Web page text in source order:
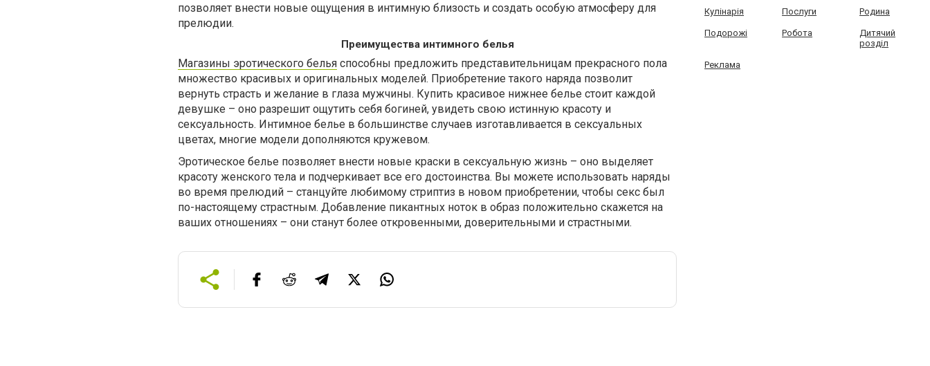
позволяет внести новые ощущения в интимную близость и создать особую атмосферу для
прелюдии.
Преимущества интимного белья
Магазины эротического белья способны предложить представительницам прекрасного пола
множество красивых и оригинальных моделей. Приобретение такого наряда позволит
вернуть страсть и желание в глаза мужчины. Купить красивое нижнее белье стоит каждой
девушке – оно разрешит ощутить себя богиней, увидеть свою истинную красоту и
сексуальность. Интимное белье в большинстве случаев изготавливается в сексуальных
цветах, многие модели дополняются кружевом.
Эротическое белье позволяет внести новые краски в сексуальную жизнь – оно выделяет
красоту женского тела и подчеркивает все его достоинства. Вы можете использовать наряды
во время прелюдий – станцуйте любимому стриптиз в новом приобретении, чтобы секс был
по-настоящему страстным. Добавление пикантных ноток в образ положительно скажется на
ваших отношениях – они станут более откровенными, доверительными и страстными.
Кулінарія Послуги Родина
Подорожі Робота
Дитячий
розділ
Реклама